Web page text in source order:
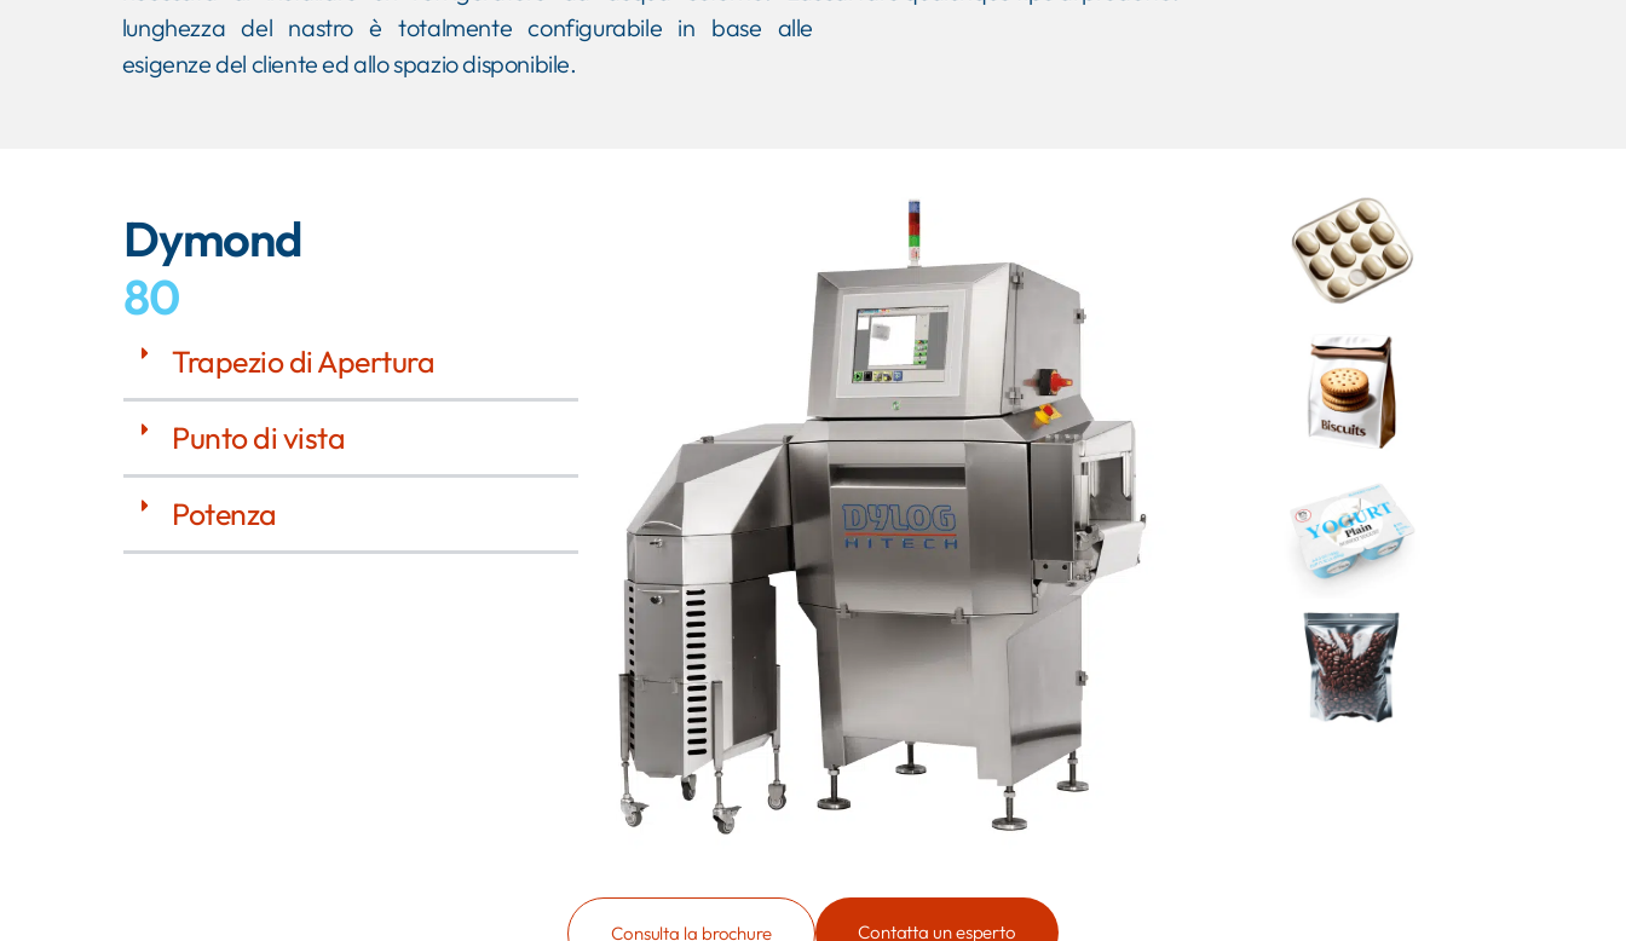
lunghezza del nastro è totalmente configurabile in base alle
esigenze del cliente ed allo spazio disponibile.
Dymond
80
Trapezio di Apertura
Punto di vista
Potenza
Contatta un esperto
Consulta la brochure